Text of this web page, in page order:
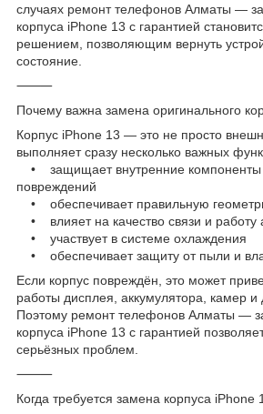
случаях ремонт телефонов Алматы —
корпуса iPhone 13 с гарантией
решением, позволяющим вернуть
состояние.
⸻
Почему важна замена оригинального
Корпус iPhone 13 — это не просто
выполняет сразу несколько важных
• защищает внутренние компоненты
повреждений
• обеспечивает правильную
• влияет на качество связи и работу
• участвует в системе охлаждения
• обеспечивает защиту от пыли и
Если корпус повреждён, это может
работы дисплея, аккумулятора, камер и
Поэтому ремонт телефонов Алматы —
корпуса iPhone 13 с гарантией
серьёзных проблем.
⸻
Когда требуется замена корпуса iPhone